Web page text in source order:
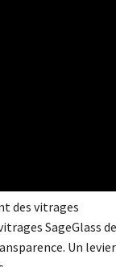
des vitrages
SageGlass de
Un levier